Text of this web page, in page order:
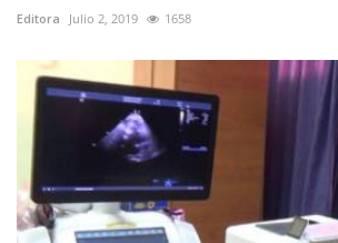
Editora Julio 2, 2019 1658